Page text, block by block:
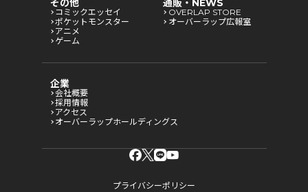
その他
コミックエッセイ
ポケットモンスター
アニメ
ゲーム
通販・NEWS
OVERLAP STORE
オーバーラップ広報室
企業
会社概要
採用情報
アクセス
オーバーラップホールディングス
プライバシーポリシー